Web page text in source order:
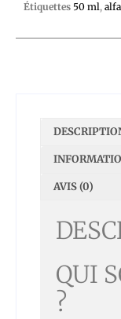
Étiquettes 50 ml,
AVIS (0)
QUI
?